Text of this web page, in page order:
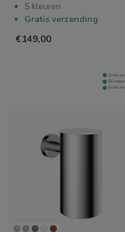
5 kleuren
Gratis verzending
€149,00